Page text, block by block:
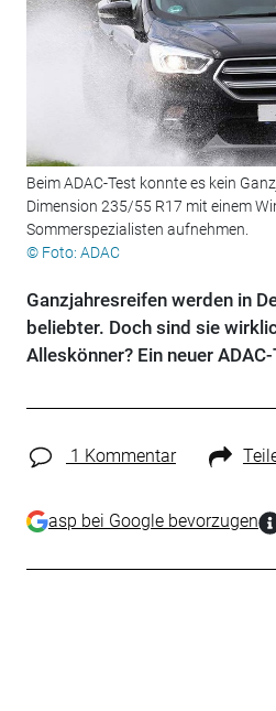
Beim ADAC-Test konnte es kein
Dimension 235/55 R17 mit einem
Sommerspezialisten aufnehmen.
© Foto: ADAC
Ganzjahresreifen werden in
beliebter. Doch sind sie
Alleskönner? Ein neuer
1 Kommentar
asp bei Google bevorzugen